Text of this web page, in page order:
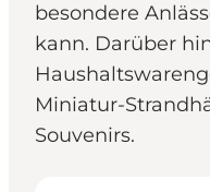
besondere
kann. Darüber
Miniatur-
Souvenirs.